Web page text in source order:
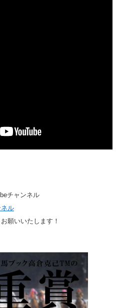
チャンネル
ネル
願いいたします！